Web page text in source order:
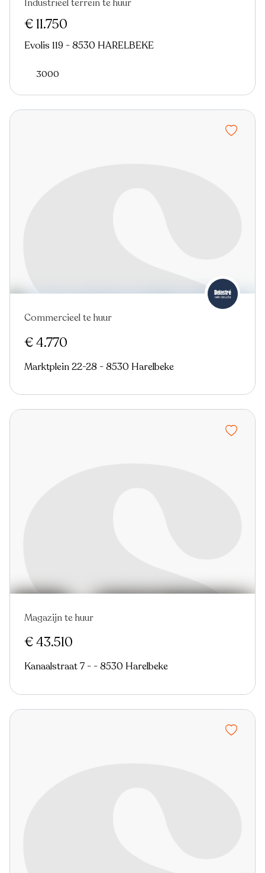
Industrieel terrein te huur
€ 11.750
Evolis 119 - 8530 HARELBEKE
3000
Commercieel te huur
€ 4.770
Marktplein 22-28 - 8530 Harelbeke
Magazijn te huur
€ 43.510
Kanaalstraat 7 - - 8530 Harelbeke